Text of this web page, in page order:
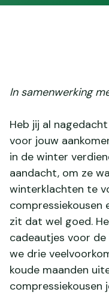
In samenwerking
Heb jij al
voor jouw
in de winter
aandacht, om ze
winterklachten te
compressiekousen
zit dat wel goed.
cadeautjes voor
we drie
koude maanden
compressiekousen